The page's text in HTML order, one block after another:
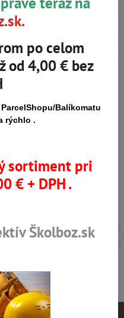
Certifikované výrobky
po celom
od 4,00 € bez
Balíkomatu
rýchlo .
sortiment pri
€ + DPH .
Školboz.sk